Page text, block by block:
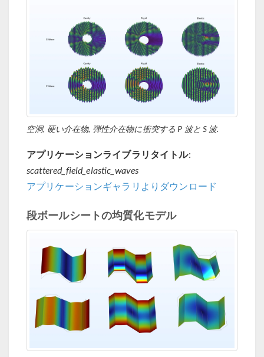
空洞, 硬い介在物, 弾性介在物に衝突する P 波と S 波.
アプリケーションライブラリタイトル:
scattered_field_elastic_waves
アプリケーションギャラリよりダウンロード
段ボールシートの均質化モデル